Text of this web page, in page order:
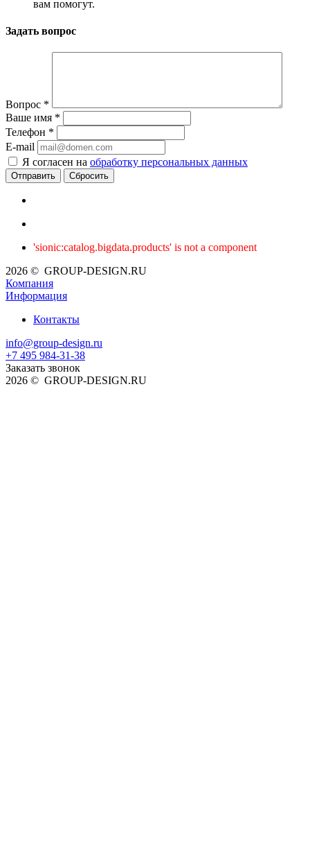
вам помогут.
Задать вопрос
Вопрос *
Ваше имя *
Телефон *
E-mail
Я согласен на обработку персональных данных
Сбросить
'sionic:catalog.bigdata.products' is not a component
2026 © GROUP-DESIGN.RU
Компания
Информация
Контакты
info@group-design.ru
+7 495 984-31-38
Заказать звонок
2026 © GROUP-DESIGN.RU